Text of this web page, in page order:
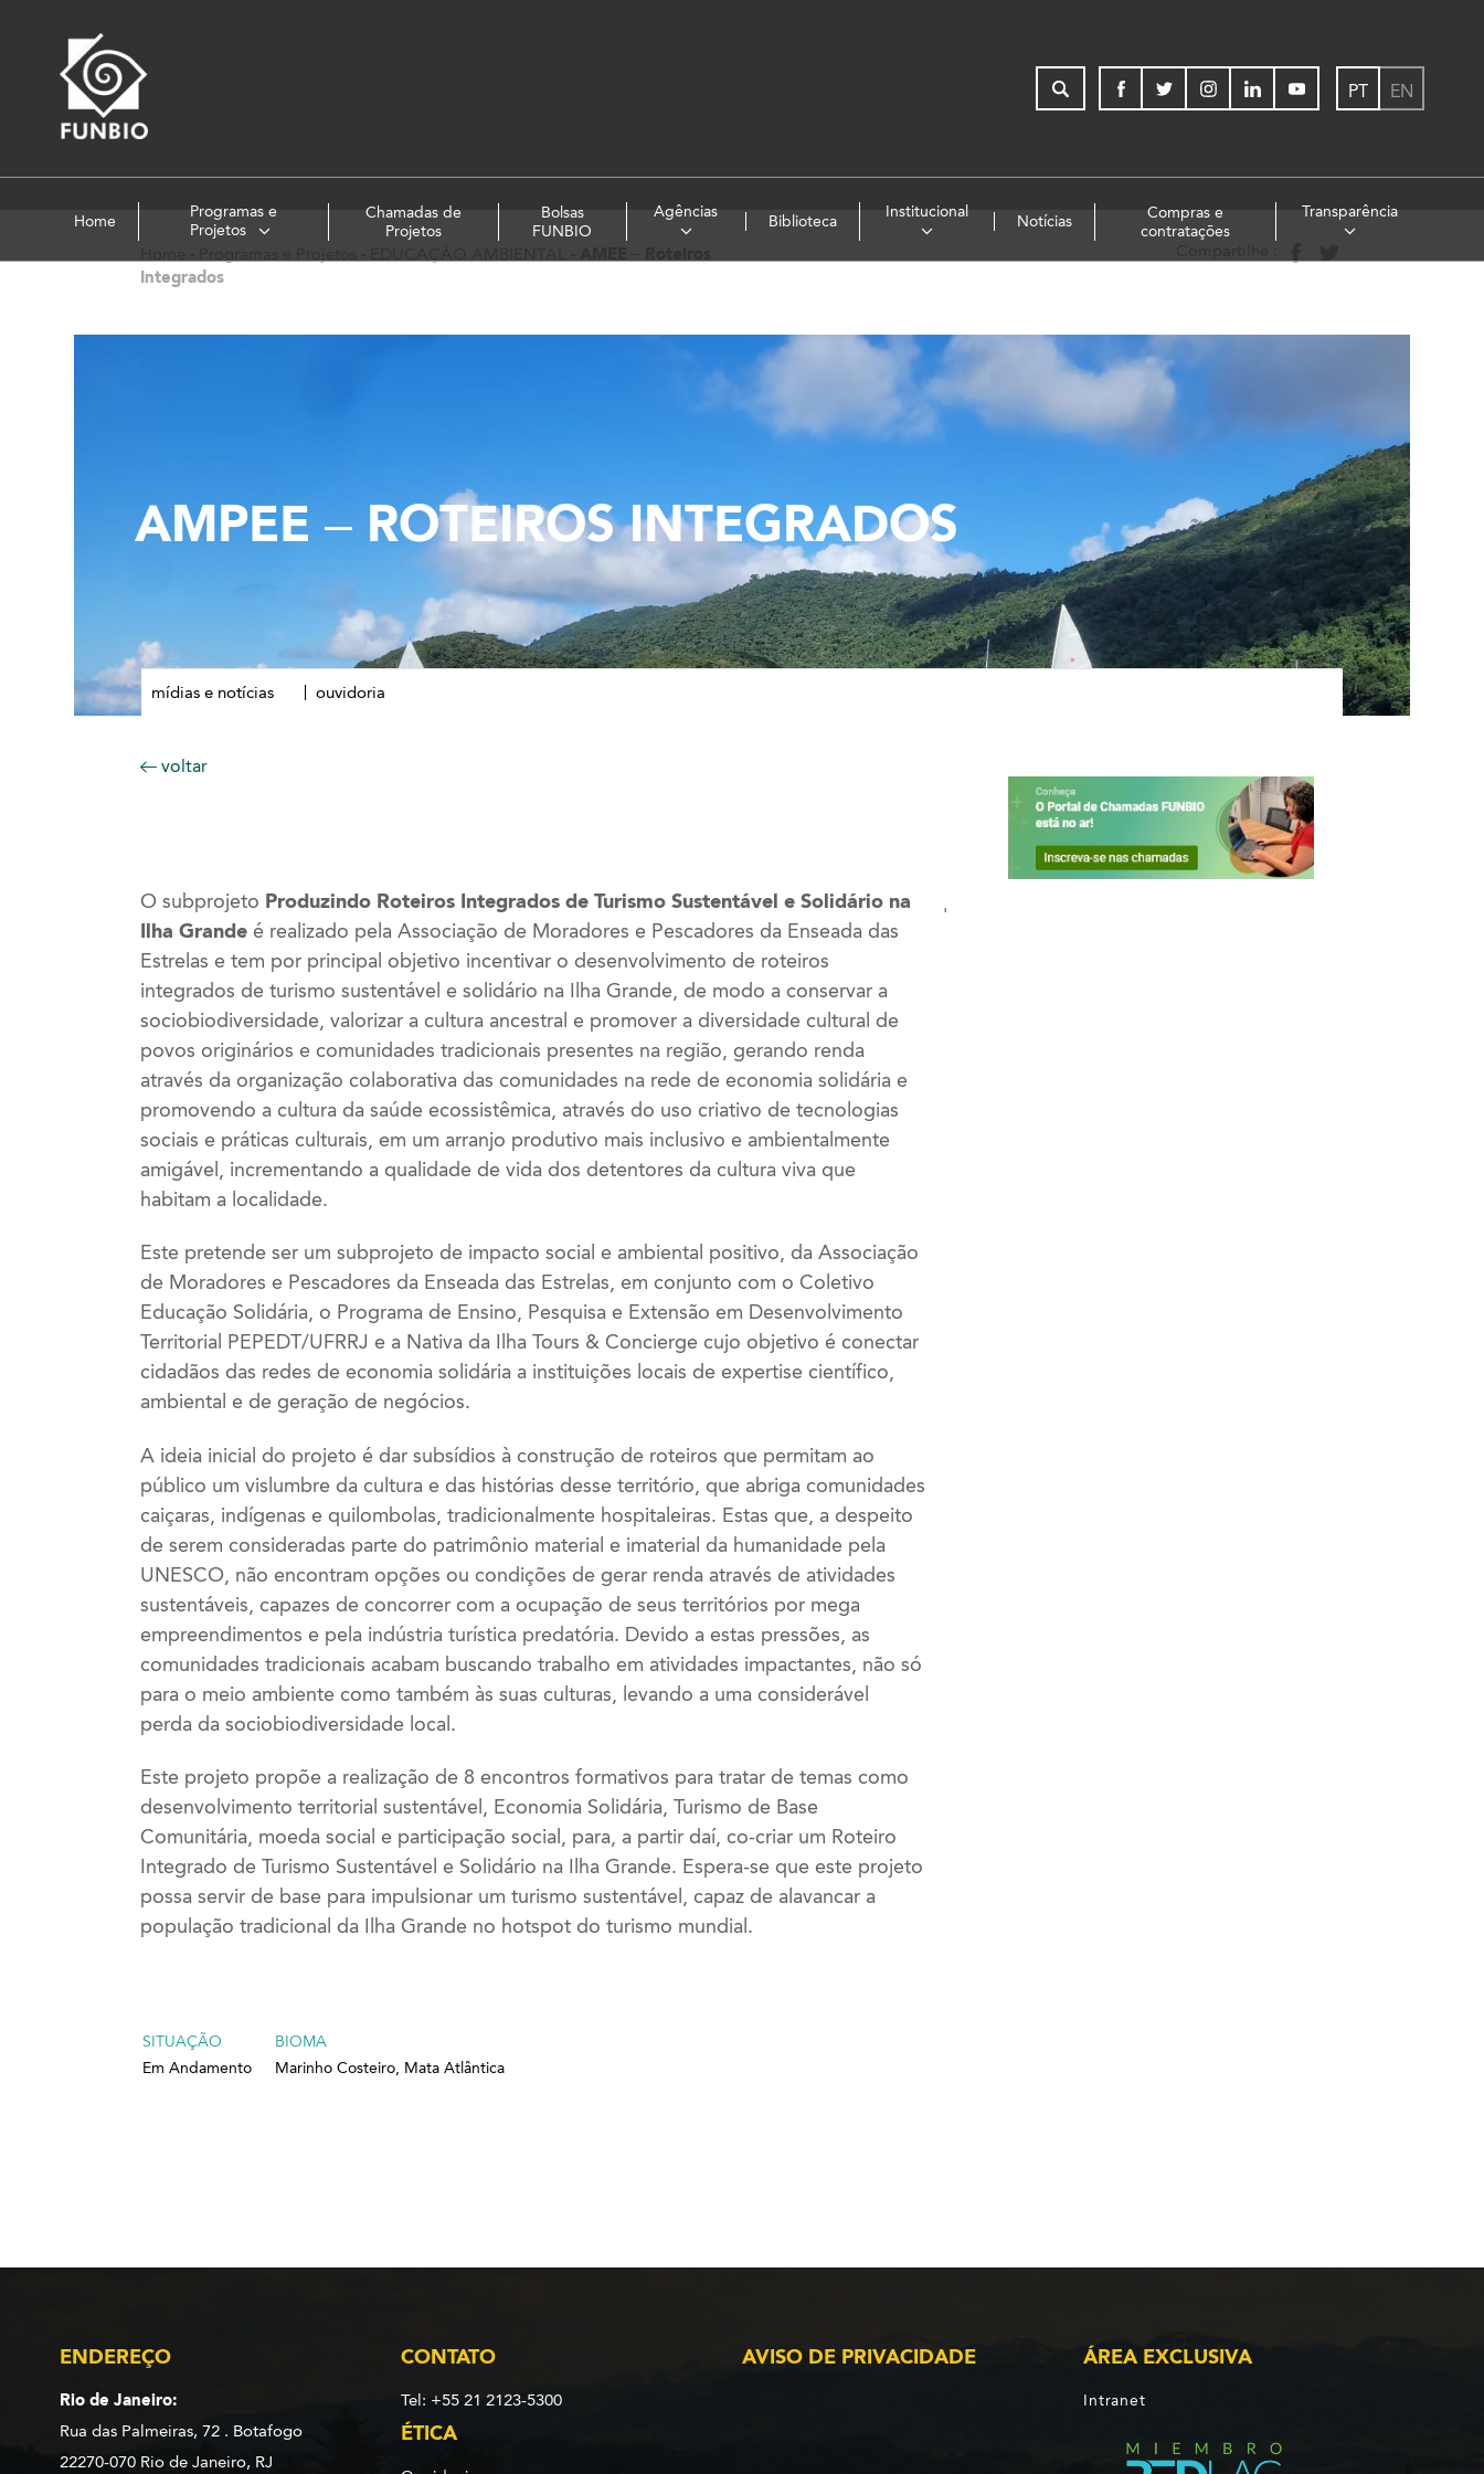
PT EN
Home
Programas e
Projetos
Chamadas de
Projetos
Bolsas
FUNBIO
Agências
Biblioteca
Institucional
Notícias
Compras e
contratações
Transparência
Integrados
AMPEE – ROTEIROS INTEGRADOS
mídias e notícias ouvidoria
voltar
O subprojeto Produzindo Roteiros Integrados de Turismo Sustentável e Solidário na
Ilha Grande é realizado pela Associação de Moradores e Pescadores da Enseada das
Estrelas e tem por principal objetivo incentivar o desenvolvimento de roteiros
integrados de turismo sustentável e solidário na Ilha Grande, de modo a conservar a
sociobiodiversidade, valorizar a cultura ancestral e promover a diversidade cultural de
povos originários e comunidades tradicionais presentes na região, gerando renda
através da organização colaborativa das comunidades na rede de economia solidária e
promovendo a cultura da saúde ecossistêmica, através do uso criativo de tecnologias
sociais e práticas culturais, em um arranjo produtivo mais inclusivo e ambientalmente
amigável, incrementando a qualidade de vida dos detentores da cultura viva que
habitam a localidade.
Este pretende ser um subprojeto de impacto social e ambiental positivo, da Associação
de Moradores e Pescadores da Enseada das Estrelas, em conjunto com o Coletivo
Educação Solidária, o Programa de Ensino, Pesquisa e Extensão em Desenvolvimento
Territorial PEPEDT/UFRRJ e a Nativa da Ilha Tours & Concierge cujo objetivo é conectar
cidadãos das redes de economia solidária a instituições locais de expertise científico,
ambiental e de geração de negócios.
A ideia inicial do projeto é dar subsídios à construção de roteiros que permitam ao
público um vislumbre da cultura e das histórias desse território, que abriga comunidades
caiçaras, indígenas e quilombolas, tradicionalmente hospitaleiras. Estas que, a despeito
de serem consideradas parte do patrimônio material e imaterial da humanidade pela
UNESCO, não encontram opções ou condições de gerar renda através de atividades
sustentáveis, capazes de concorrer com a ocupação de seus territórios por mega
empreendimentos e pela indústria turística predatória. Devido a estas pressões, as
comunidades tradicionais acabam buscando trabalho em atividades impactantes, não só
para o meio ambiente como também às suas culturas, levando a uma considerável
perda da sociobiodiversidade local.
Este projeto propõe a realização de 8 encontros formativos para tratar de temas como
desenvolvimento territorial sustentável, Economia Solidária, Turismo de Base
Comunitária, moeda social e participação social, para, a partir daí, co-criar um Roteiro
Integrado de Turismo Sustentável e Solidário na Ilha Grande. Espera-se que este projeto
possa servir de base para impulsionar um turismo sustentável, capaz de alavancar a
população tradicional da Ilha Grande no hotspot do turismo mundial.
'
SITUAÇÃO
Em Andamento
BIOMA
Marinho Costeiro, Mata Atlântica
ENDEREÇO
Rio de Janeiro:
Rua das Palmeiras, 72 . Botafogo
22270-070 Rio de Janeiro, RJ
CONTATO
Tel: +55 21 2123-5300
AVISO DE PRIVACIDADE ÁREA EXCLUSIVA
Intranet
ÉTICA